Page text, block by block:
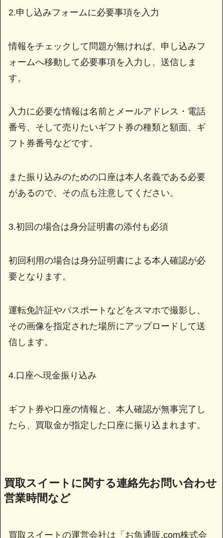
2.申し込みフォームに必要事項を入力
情報をチェックして問題が無ければ、申し込みフ
ォームへ移動して必要事項を入力し、送信しま
す。
入力に必要な情報は名前とメールアドレス・電話
番号、そして売りたいギフト券の種類と額面、ギ
フト券番号などです。
また振り込みのための口座は本人名義である必要
があるので、その点も注意してください。
3.初回の場合は身分証明書の添付も必須
初回利用の場合は身分証明書による本人確認が必
要となります。
運転免許証やパスポートなどをスマホで撮影し、
その画像を指定された場所にアップロードして送
信します。
4.口座へ現金振り込み
ギフト券や口座の情報と、本人確認が無事完了し
たら、買取金が指定した口座に振り込まれます。
買取スイートに関する連絡先お問い合わせ
営業時間など
買取スイートの運営会社は「お魚通販.com株式会